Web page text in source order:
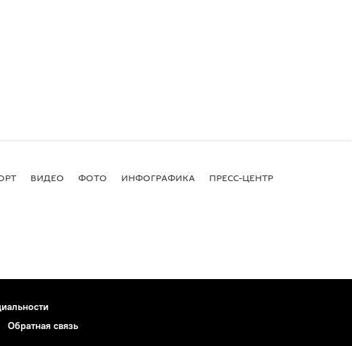
ВИДЕО ФОТО ИНФОГРАФИКА ПРЕСС-ЦЕНТР
Обратная связь